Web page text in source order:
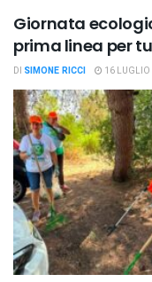
Giornata
prima linea per
DI SIMONE RICCI 16